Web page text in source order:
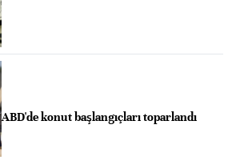
ABD'de konut başlangıçları toparlandı